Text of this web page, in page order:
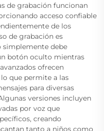
de grabación funcionan
acceso confiable
de los
de grabación es
debe
botón oculto mientras
ofrecen
que permite a las
para diversas
versiones incluyen
por voz que
creando
tanto a niños como